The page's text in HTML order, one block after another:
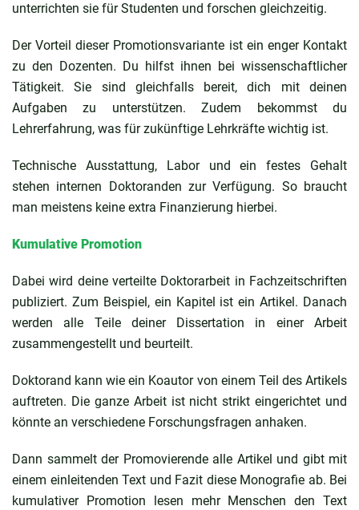
unterrichten sie für Studenten und forschen gleichzeitig.
Der Vorteil dieser Promotionsvariante ist ein enger Kontakt
zu den Dozenten. Du hilfst ihnen bei wissenschaftlicher
Tätigkeit. Sie sind gleichfalls bereit, dich mit deinen
Aufgaben zu unterstützen. Zudem bekommst du
Lehrerfahrung, was für zukünftige Lehrkräfte wichtig ist.
Technische Ausstattung, Labor und ein festes Gehalt
stehen internen Doktoranden zur Verfügung. So braucht
man meistens keine extra Finanzierung hierbei.
Kumulative Promotion
Dabei wird deine verteilte Doktorarbeit in Fachzeitschriften
publiziert. Zum Beispiel, ein Kapitel ist ein Artikel. Danach
werden alle Teile deiner Dissertation in einer Arbeit
zusammengestellt und beurteilt.
Doktorand kann wie ein Koautor von einem Teil des Artikels
auftreten. Die ganze Arbeit ist nicht strikt eingerichtet und
könnte an verschiedene Forschungsfragen anhaken.
Dann sammelt der Promovierende alle Artikel und gibt mit
einem einleitenden Text und Fazit diese Monografie ab. Bei
kumulativer Promotion lesen mehr Menschen den Text